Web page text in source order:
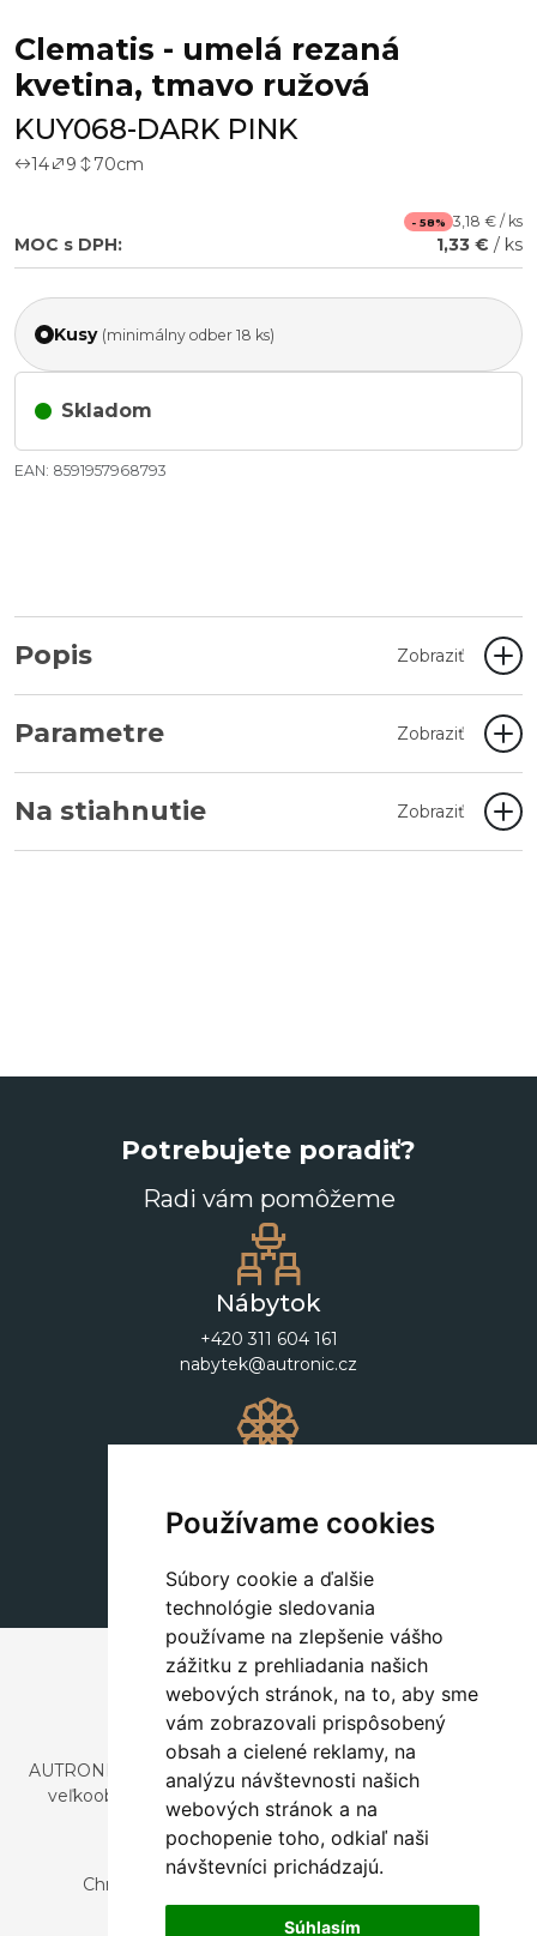
Používame cookies
Súbory cookie a ďalšie
technológie sledovania
používame na zlepšenie vášho
zážitku z prehliadania našich
webových stránok, na to, aby sme
vám zobrazovali prispôsobený
obsah a cielené reklamy, na
analýzu návštevnosti našich
webových stránok a na
pochopenie toho, odkiaľ naši
návštevníci prichádzajú.
Súhlasím
Clematis - umelá rezaná
kvetina, tmavo ružová
KUY068-DARK PINK
14 9 70cm
- 58% 3,18 € / ks
MOC s DPH: 1,33 € / ks
Kusy (minimálny odber 18 ks)
Skladom
EAN: 8591957968793
Popis Zobraziť
Parametre Zobraziť
Na stiahnutie Zobraziť
Potrebujete poradiť?
Radi vám pomôžeme
Nábytok
+420 311 604 161
nabytek@autronic.cz
+420 311 604 182
dekorace@autronic.cz
AUTRONIC, s.r.o. je spoločnosť zaoberajúca sa dovozom a
veľkoobchodným predajom dizajnového aj štýlového
nábytku a dekorácií.
Česká republika
Chrustenice 270, 267 12 Loděnice u Berouna
Slovensko